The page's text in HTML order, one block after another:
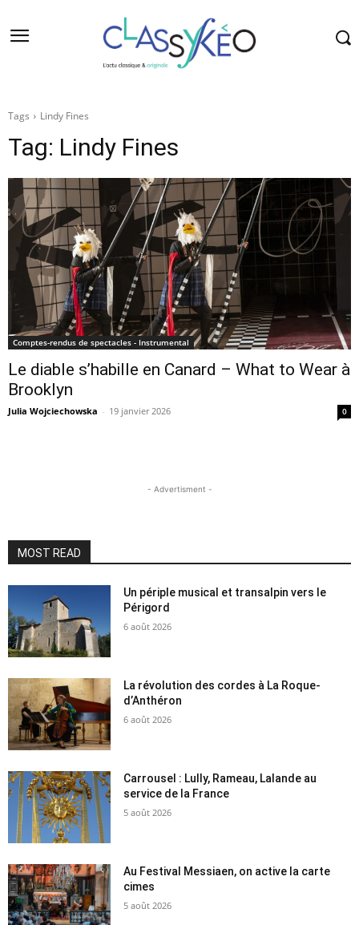
Tags Lindy Fines
Tag: Lindy Fines
Comptes-rendus de spectacles - Instrumental
Le diable s’habille en Canard – What to Wear à
Brooklyn
Julia Wojciechowska - 19 janvier 2026 0
- Advertisment -
MOST READ
Un périple musical et transalpin vers le
Périgord
6 août 2026
La révolution des cordes à La Roque-
d’Anthéron
6 août 2026
Carrousel : Lully, Rameau, Lalande au
service de la France
5 août 2026
Au Festival Messiaen, on active la carte
cimes
5 août 2026